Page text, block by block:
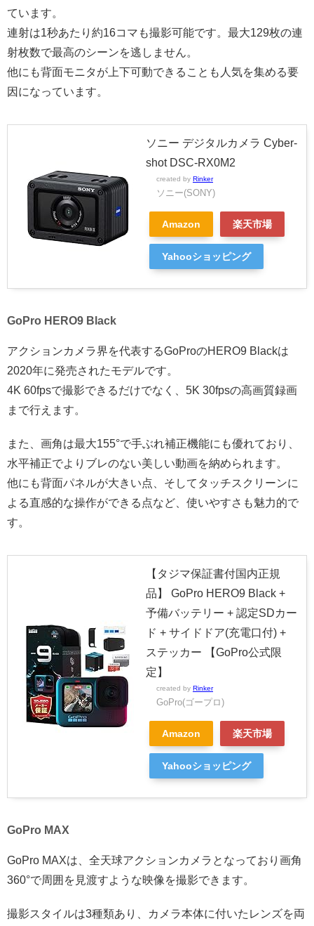
ています。
連射は1秒あたり約16コマも撮影可能です。最大129枚の連
射枚数で最高のシーンを逃しません。
他にも背面モニタが上下可動できることも人気を集める要
因になっています。
ソニー デジタルカメラ Cyber-
shot DSC-RX0M2
created by Rinker
ソニー(SONY)
Amazon 楽天市場
Yahooショッピング
GoPro HERO9 Black
アクションカメラ界を代表するGoProのHERO9 Blackは
2020年に発売されたモデルです。
4K 60fpsで撮影できるだけでなく、5K 30fpsの高画質録画
まで行えます。
また、画角は最大155°で手ぶれ補正機能にも優れており、
水平補正でよりブレのない美しい動画を納められます。
他にも背面パネルが大きい点、そしてタッチスクリーンに
よる直感的な操作ができる点など、使いやすさも魅力的で
す。
【タジマ保証書付国内正規
品】 GoPro HERO9 Black +
予備バッテリー + 認定SDカー
ド + サイドドア(充電口付) +
ステッカー 【GoPro公式限
定】
created by Rinker
GoPro(ゴープロ)
Amazon 楽天市場
Yahooショッピング
GoPro MAX
GoPro MAXは、全天球アクションカメラとなっており画角
360°で周囲を見渡すような映像を撮影できます。
撮影スタイルは3種類あり、カメラ本体に付いたレンズを両